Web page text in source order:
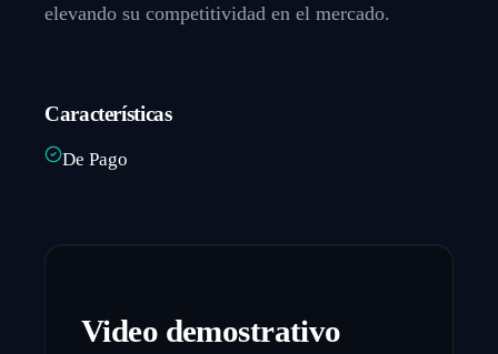
elevando su competitividad en el mercado.
Características
De Pago
Video demostrativo